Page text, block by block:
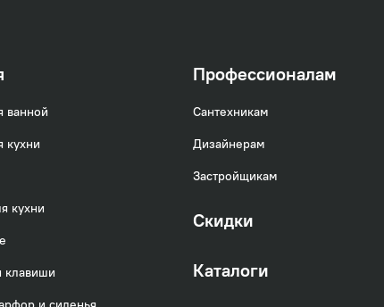
ванной
кухни
кухни
клавиши
Профессионалам
Сантехникам
Дизайнерам
Застройщикам
Скидки
Каталоги